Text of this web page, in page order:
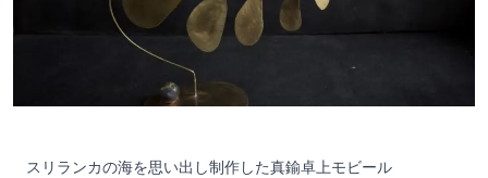
スリランカの海を思い出し制作した真鍮卓上モビール